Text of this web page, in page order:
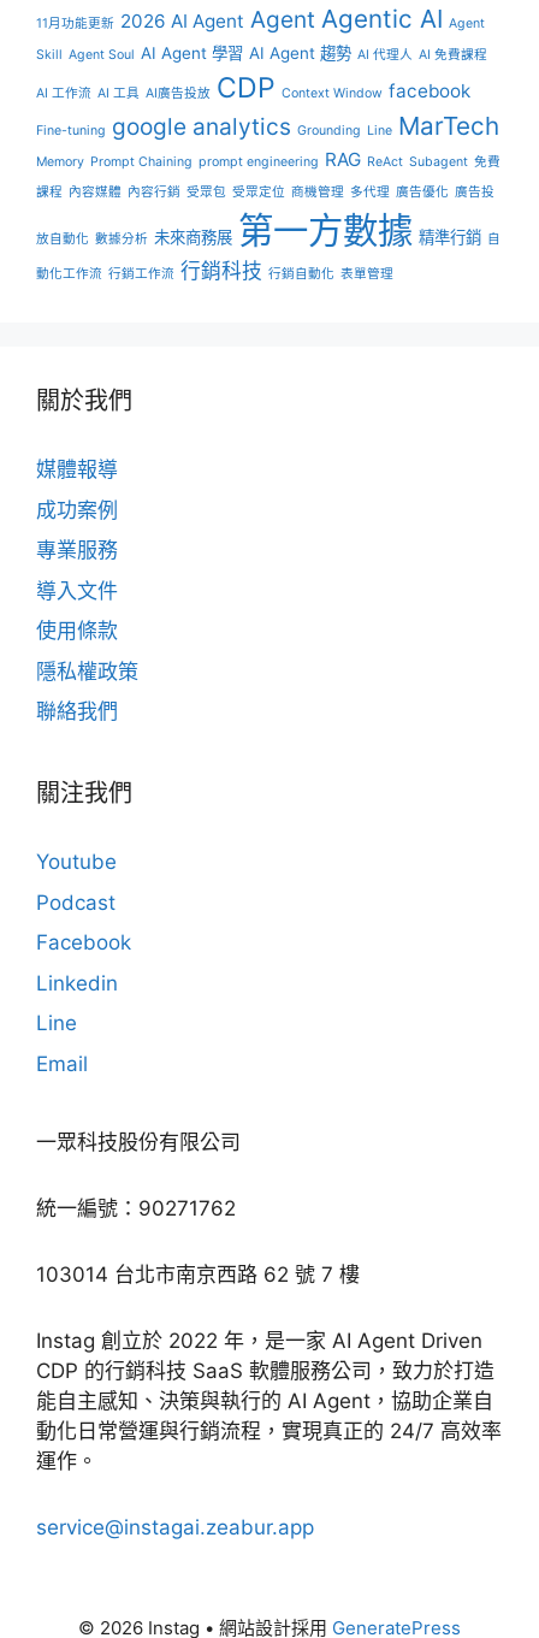
11月功能更新 2026 AI Agent Agent Agentic AI Agent
Skill Agent Soul AI Agent 學習 AI Agent 趨勢 AI 代理人 AI 免費課程
AI 工作流 AI 工具 AI廣告投放 CDP Context Window facebook
Fine-tuning google analytics Grounding Line MarTech
Memory Prompt Chaining prompt engineering RAG ReAct Subagent 免費
課程 內容媒體 內容行銷 受眾包 受眾定位 商機管理 多代理 廣告優化 廣告投
放自動化 數據分析 未來商務展 第一方數據 精準行銷 自
動化工作流 行銷工作流 行銷科技 行銷自動化 表單管理
關於我們
媒體報導
成功案例
專業服務
導入文件
使用條款
隱私權政策
聯絡我們
關注我們
Youtube
Podcast
Facebook
Linkedin
Line
Email
一眾科技股份有限公司
統一編號：90271762
103014 台北市南京西路 62 號 7 樓
Instag 創立於 2022 年，是一家 AI Agent Driven
CDP 的行銷科技 SaaS 軟體服務公司，致力於打造
能自主感知、決策與執行的 AI Agent，協助企業自
動化日常營運與行銷流程，實現真正的 24/7 高效率
運作。
service@instagai.zeabur.app
© 2026 Instag • 網站設計採用 GeneratePress